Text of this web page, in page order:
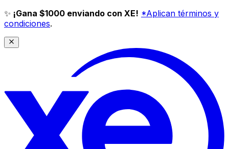
✨ ¡Gana $1000 enviando con XE! *Aplican términos y
condiciones.